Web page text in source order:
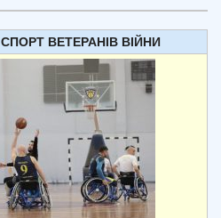
ВЕТЕРАНІВ ВІЙНИ